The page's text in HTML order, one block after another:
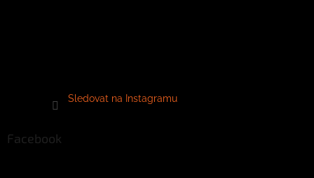
Sledovat na Instagramu
Facebook